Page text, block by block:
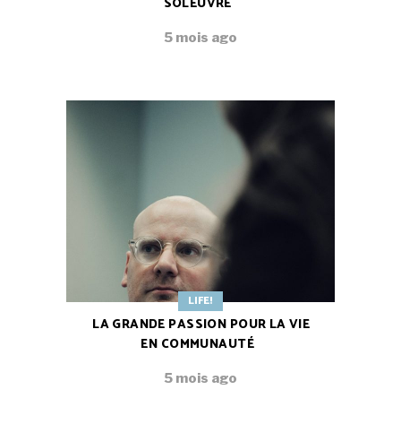
SOLEUVRE
5 mois ago
LIFE!
LA GRANDE PASSION POUR LA VIE
EN COMMUNAUTÉ
5 mois ago